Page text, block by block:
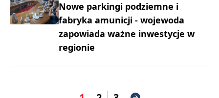
Nowe parkingi podziemne i
fabryka amunicji - wojewoda
zapowiada ważne inwestycje w
regionie